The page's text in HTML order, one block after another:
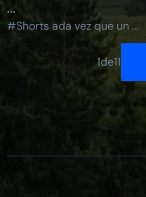
...
#Shorts ada vez que un ...
1de11